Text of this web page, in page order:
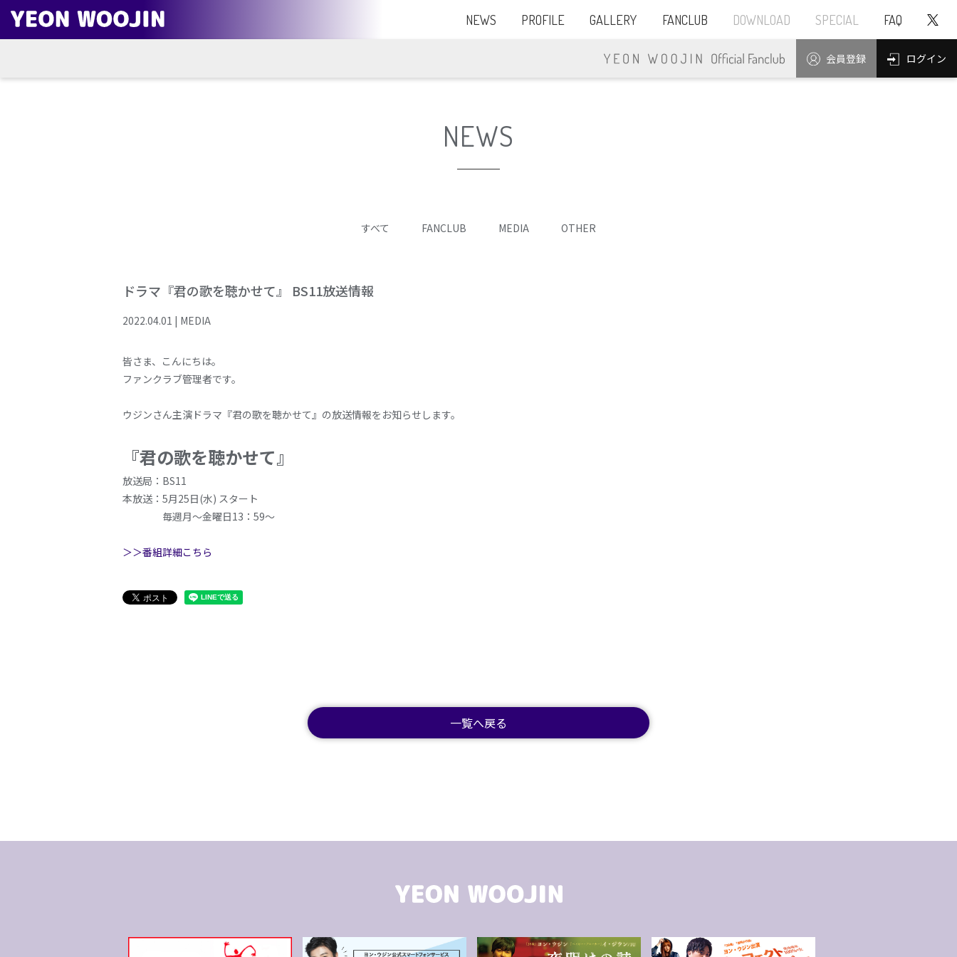
NEWS PROFILE GALLERY FANCLUB DOWNLOAD SPECIAL FAQ
会員登録 ログイン
NEWS
すべて FANCLUB MEDIA OTHER
ドラマ『君の歌を聴かせて』 BS11放送情報
2022.04.01 | MEDIA
皆さま、こんにちは。
ファンクラブ管理者です。
ウジンさん主演ドラマ『君の歌を聴かせて』の放送情報をお知らせします。
『君の歌を聴かせて』
放送局：BS11
本放送：5月25日(水) スタート
毎週月～金曜日13：59～
＞＞番組詳細こちら
一覧へ戻る